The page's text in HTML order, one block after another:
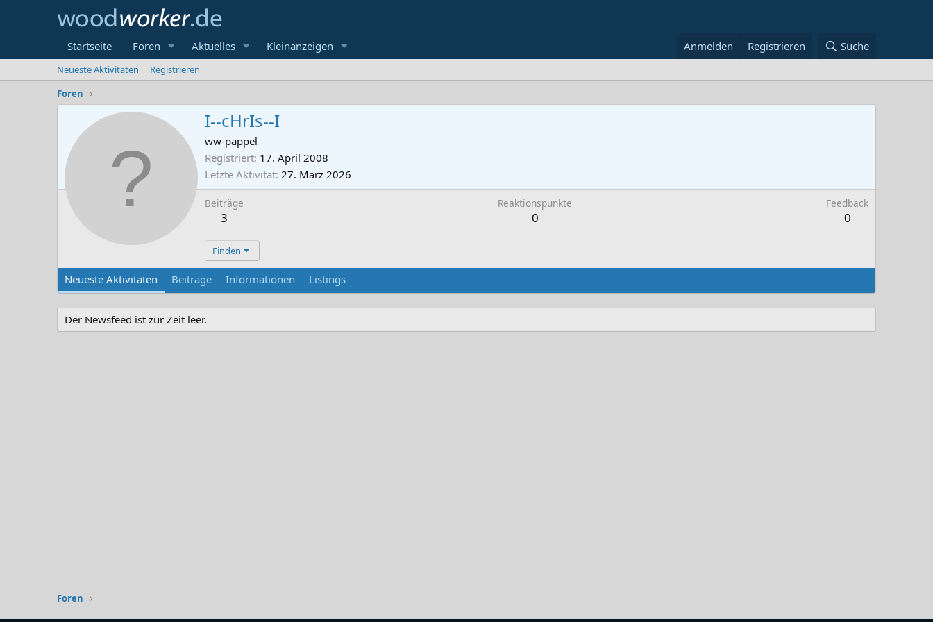
Startseite Foren Aktuelles Kleinanzeigen Anmelden Registrieren Suche
Neueste Aktivitäten
Registrieren
Foren
I--cHrIs--I
ww-pappel
Registriert 17. April 2008
Letzte Aktivität 27. März 2026
Beiträge
3
Reaktionspunkte
0
Feedback
0
Finden
Neueste Aktivitäten Beiträge Informationen Listings
Der Newsfeed ist zur Zeit leer.
Foren